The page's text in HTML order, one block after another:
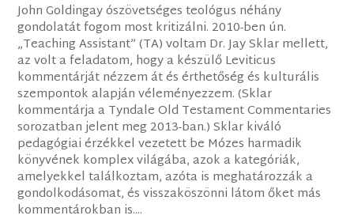
John Goldingay ószövetséges teológus néhány
gondolatát fogom most kritizálni. 2010-ben ún.
„Teaching Assistant” (TA) voltam Dr. Jay Sklar mellett,
az volt a feladatom, hogy a készülő Leviticus
kommentárját nézzem át és érthetőség és kulturális
szempontok alapján véleményezzem. (Sklar
kommentárja a Tyndale Old Testament Commentaries
sorozatban jelent meg 2013-ban.) Sklar kiváló
pedagógiai érzékkel vezetett be Mózes harmadik
könyvének komplex világába, azok a kategóriák,
amelyekkel találkoztam, azóta is meghatározzák a
gondolkodásomat, és visszaköszönni látom őket más
kommentárokban is....